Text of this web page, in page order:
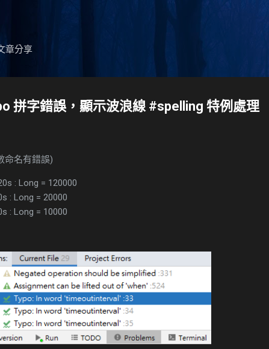
章分享
拼字錯誤，顯示波浪線 #spelling 特例處理
命名有錯誤)
: Long = 120000
: Long = 20000
: Long = 10000